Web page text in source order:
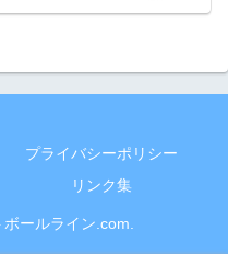
プライバシーポリシー
リンク集
ールライン.com.